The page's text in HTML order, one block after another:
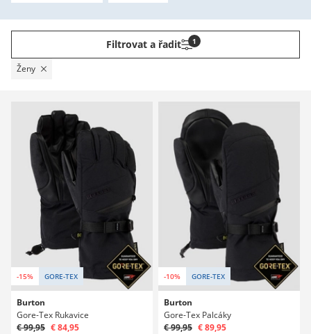
Filtrovat a řadit 1
Ženy
-15% GORE-TEX
Burton
Gore-Tex Rukavice
€ 99,95 € 84,95
-10% GORE-TEX
Burton
Gore-Tex Palcáky
€ 99,95 € 89,95